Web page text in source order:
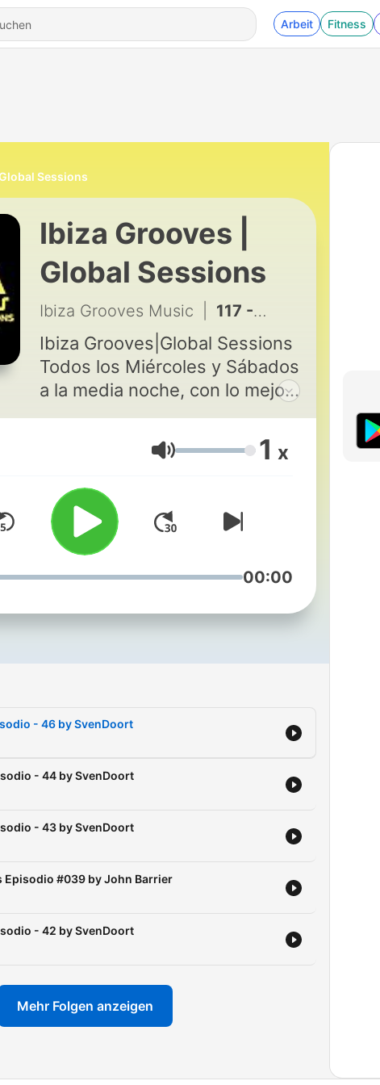
Arbeit Fitness
Sessions
Ibiza Grooves |
Global Sessions
Ibiza Grooves Music 117 - Balearic Sounds Episodio - 46 by SvenDoort
Ibiza Grooves|Global Sessions
Todos los Miércoles y Sábados
a la media noche, con lo mejor
de la música electrónica global.
https://ibizagroovesmusic.com
contacto@ibizagroovesmusic.com
Lautstärke 1 x
00:00
- 46 by SvenDoort
- 44 by SvenDoort
- 43 by SvenDoort
Episodio #039 by John Barrier
- 42 by SvenDoort
Mehr Folgen anzeigen